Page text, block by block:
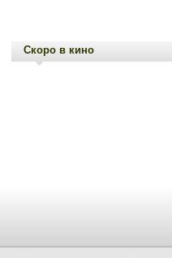
Скоро в кино